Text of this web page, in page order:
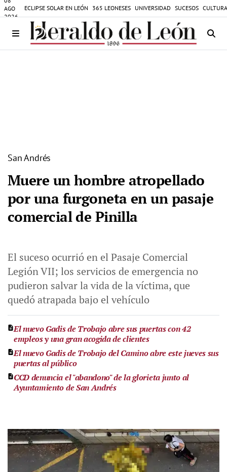
AGO
2026
ECLIPSE SOLAR EN LEÓN 365 LEONESES UNIVERSIDAD SUCESOS
San Andrés
Muere un hombre atropellado
por una furgoneta en un pasaje
comercial de Pinilla
El suceso ocurrió en el Pasaje Comercial
Legión VII; los servicios de emergencia no
pudieron salvar la vida de la víctima, que
quedó atrapada bajo el vehículo
El nuevo Gadis de Trobajo abre sus puertas con 42
empleos y una gran acogida de clientes
El nuevo Gadis de Trobajo del Camino abre este jueves sus
puertas al público
CCD denuncia el "abandono" de la glorieta junto al
Ayuntamiento de San Andrés